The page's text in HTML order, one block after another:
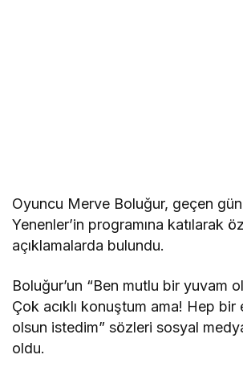
Oyuncu Merve Boluğur, geçen
Yenenler’in programına katılarak
açıklamalarda bulundu.
Boluğur’un “Ben mutlu bir yuvam
Çok acıklı konuştum ama! Hep
olsun istedim” sözleri sosyal
oldu.